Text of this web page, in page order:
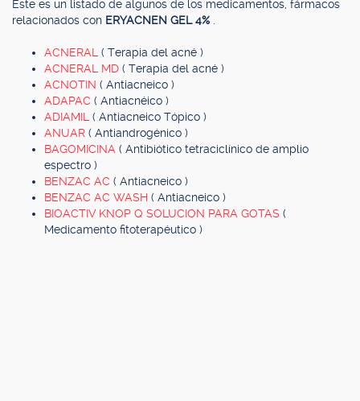
Este es un listado de algunos de los medicamentos, fármacos
relacionados con ERYACNEN GEL 4%
ACNERAL ( Terapia del acné )
ACNERAL MD ( Terapia del acné )
ACNOTIN ( Antiacneico )
ADAPAC ( Antiacnéico )
ADIAMIL ( Antiacneico Tópico )
ANUAR ( Antiandrogénico )
BAGOMICINA ( Antibiótico tetraciclínico de amplio
espectro )
BENZAC AC ( Antiacneico )
BENZAC AC WASH ( Antiacneico )
BIOACTIV KNOP Q SOLUCION PARA GOTAS (
Medicamento fitoterapéutico )